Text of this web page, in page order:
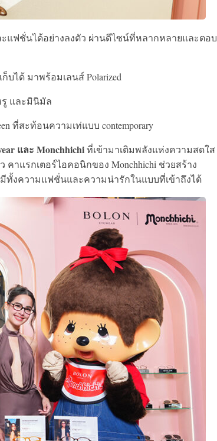
แฟชั่นได้อย่างลงตัว ผ่านดีไซน์ที่หลากหลายและตอบ
บได้ มาพร้อมเลนส์ Polarized
รู และมินิมัล
ที่สะท้อนความเท่แบบ contemporary
และ Monchhichiที่เข้ามาเติมพลังแห่งความสดใส
าแรกเตอร์ไอคอนิกของ Monchhichi ช่วยสร้าง
งความแฟชั่นและความน่ารักในแบบที่เข้าถึงได้